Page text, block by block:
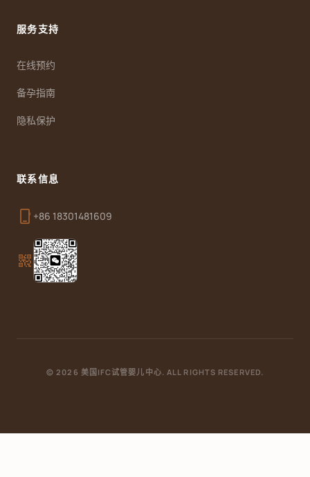
服务支持
在线预约
备孕指南
隐私保护
联系信息
phone_iphone +86 18301481609
qr_code_2
© 2026 美国IFC试管婴儿中心. ALL RIGHTS RESERVED.